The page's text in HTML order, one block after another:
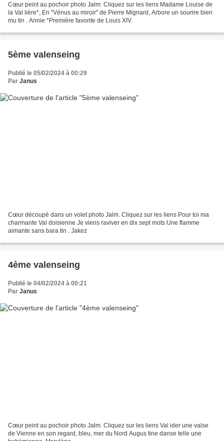
Cœur peint au pochoir photo Jalm. Cliquez sur les liens Madame Louise de
la Val lière*, En "Vénus au miroir" de Pierre Mignard, Arbore un sourire bien
mu tin . Annie *Première favorite de Louis XIV.
5ème valenseing
Publié le 05/02/2024 à 00:29
Par Janus
Cœur découpé dans un volet photo Jalm. Cliquez sur les liens Pour toi ma
charmante Val doisienne Je viens raviver en dix sept mots Une flamme
aimante sans bara tin . Jakez
4ème valenseing
Publié le 04/02/2024 à 00:21
Par Janus
Cœur peint au pochoir photo Jalm. Cliquez sur les liens Val ider une valse
de Vienne en son regard, bleu, mer du Nord Augus tine danse telle une